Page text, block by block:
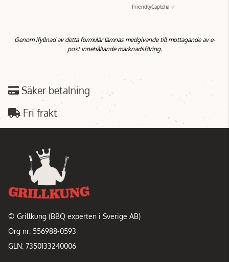
FriendlyCaptcha ⇗
Genom ifyllnad av detta formulär lämnas medgivande till mottagande av e-
post innehållande marknadsföring.
Säker betalning
Fri frakt
© Grillkung (BBQ experten i Sverige AB)
Org nr: 556988-0593
GLN: 7350133240006